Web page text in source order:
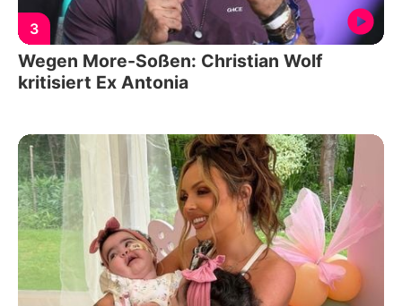
3
Wegen More-Soßen: Christian Wolf
kritisiert Ex Antonia